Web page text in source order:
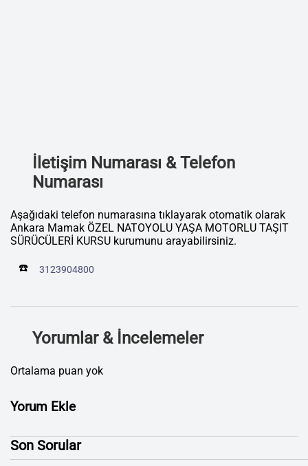
İletişim Numarası & Telefon
Numarası
Aşağıdaki telefon numarasına tıklayarak otomatik olarak
Ankara Mamak ÖZEL NATOYOLU YAŞA MOTORLU TAŞIT
SÜRÜCÜLERİ KURSU kurumunu arayabilirsiniz.
☎️ 3123904800
Yorumlar & İncelemeler
Ortalama puan yok
Yorum Ekle
Son Sorular